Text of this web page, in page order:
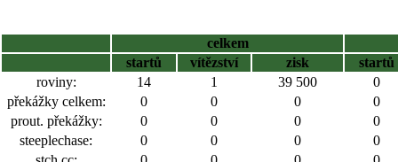
celkem
startů
vítězství zisk
startů
roviny:
14 1 39 500
0
překážky celkem:
0 0 0
0
prout. překážky:
0 0 0
0
steeplechase:
0 0 0
0